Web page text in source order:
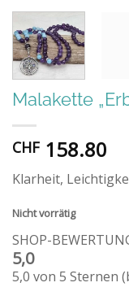
Malakette
CHF 158.80
Klarheit,
Nicht vorrätig
SHOP-
5,0
5,0 von 5 Sternen